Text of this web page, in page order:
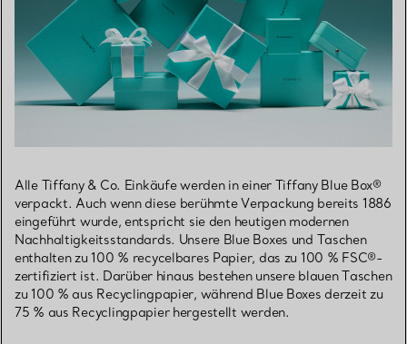
Alle Tiffany & Co. Einkäufe werden in einer Tiffany Blue Box®
verpackt. Auch wenn diese berühmte Verpackung bereits 1886
eingeführt wurde, entspricht sie den heutigen modernen
Nachhaltigkeitsstandards. Unsere Blue Boxes und Taschen
enthalten zu 100 % recycelbares Papier, das zu 100 % FSC®-
zertifiziert ist. Darüber hinaus bestehen unsere blauen Taschen
zu 100 % aus Recyclingpapier, während Blue Boxes derzeit zu
75 % aus Recyclingpapier hergestellt werden.